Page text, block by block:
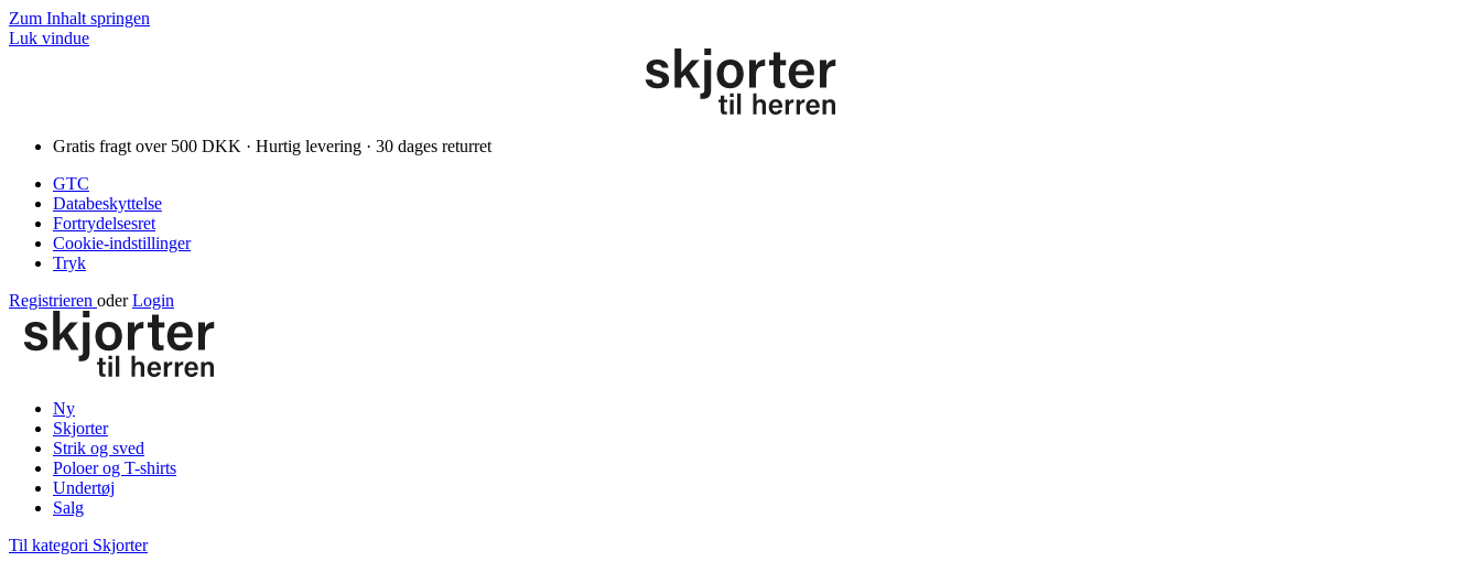
Zum Inhalt springen
Luk vindue
Gratis fragt over 500 DKK · Hurtig levering · 30 dages returret
GTC
Databeskyttelse
Fortrydelsesret
Cookie-indstillinger
Tryk
Registrieren oder Login
Ny
Skjorter
Strik og sved
Poloer og T-shirts
Undertøj
Salg
Til kategori Skjorter